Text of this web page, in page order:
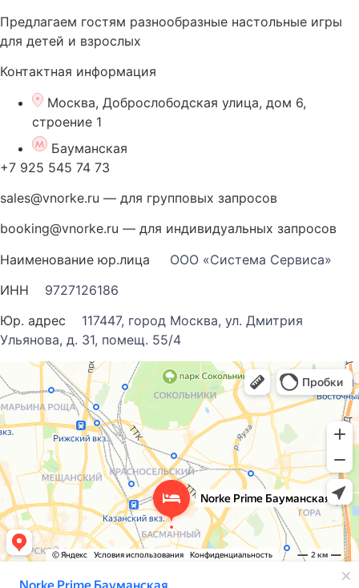
Предлагаем гостям разнообразные настольные игры
для детей и взрослых
Контактная информация
Москва, Доброслободская улица, дом 6,
строение 1
Бауманская
+7 925 545 74 73
sales@vnorke.ru — для групповых запросов
booking@vnorke.ru — для индивидуальных запросов
Наименование юр.лица ООО «Система Сервиса»
ИНН 9727126186
Юр. адрес 117447, город Москва, ул. Дмитрия
Ульянова, д. 31, помещ. 55/4